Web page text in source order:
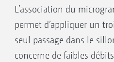
remplissage simple et
du microgranulateur se
ISOBUS du semoir.
L’association du
permet d’appliquer un
seul passage dans le
concerne de faibles